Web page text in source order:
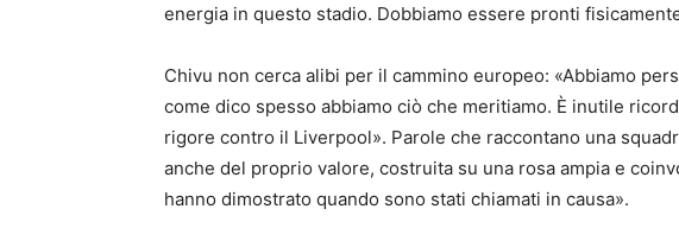
energia in questo stadio. Dobbiamo essere pronti
Chivu non cerca alibi per il cammino europeo: «Abbiamo
come dico spesso abbiamo ciò che meritiamo. È inutile
rigore contro il Liverpool». Parole che raccontano una
anche del proprio valore, costruita su una rosa ampia e
hanno dimostrato quando sono stati chiamati in causa».